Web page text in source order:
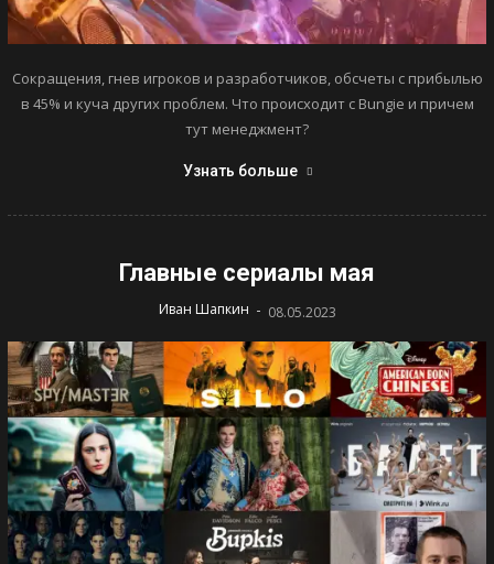
Сокращения, гнев игроков и разработчиков, обсчеты с прибылью
в 45% и куча других проблем. Что происходит с Bungie и причем
тут менеджмент?
Узнать больше
Главные сериалы мая
Иван Шапкин - 08.05.2023